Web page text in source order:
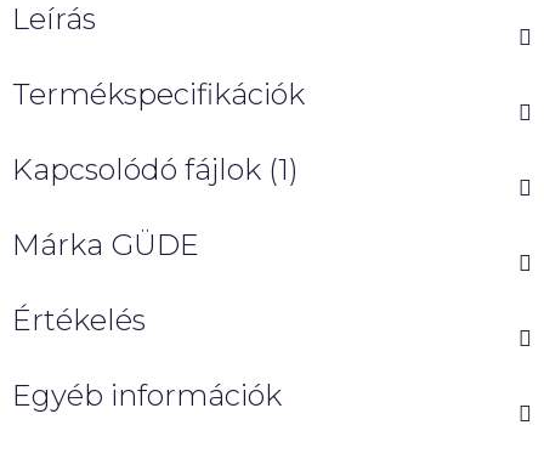
Leírás
Termékspecifikációk
Kapcsolódó fájlok (1)
Márka GÜDE
Értékelés
Egyéb információk